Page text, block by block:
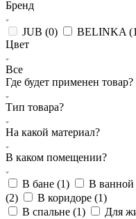
Бренд
JUB (0) BELINKA (1
Цвет
Все
Где будет применен товар?
Тип товара?
На какой материал?
В каком помещении?
В бане (1) В ванной
(2) В коридоре (1)
В спальне (1) Для